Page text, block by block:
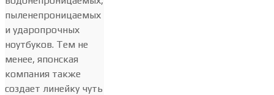
пыленепроницаемых
и ударопрочных
ноутбуков. Тем не
менее, японская
компания также
создает линейку чуть